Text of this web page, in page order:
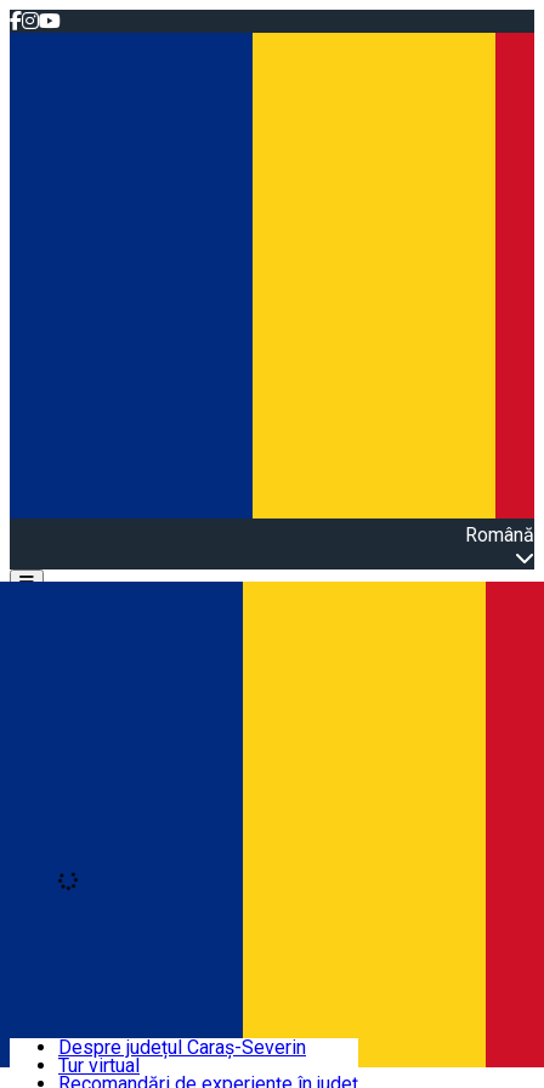
Română
Open main menu
Trasee turistice
Despre județul Caraș-Severin
Tur virtual